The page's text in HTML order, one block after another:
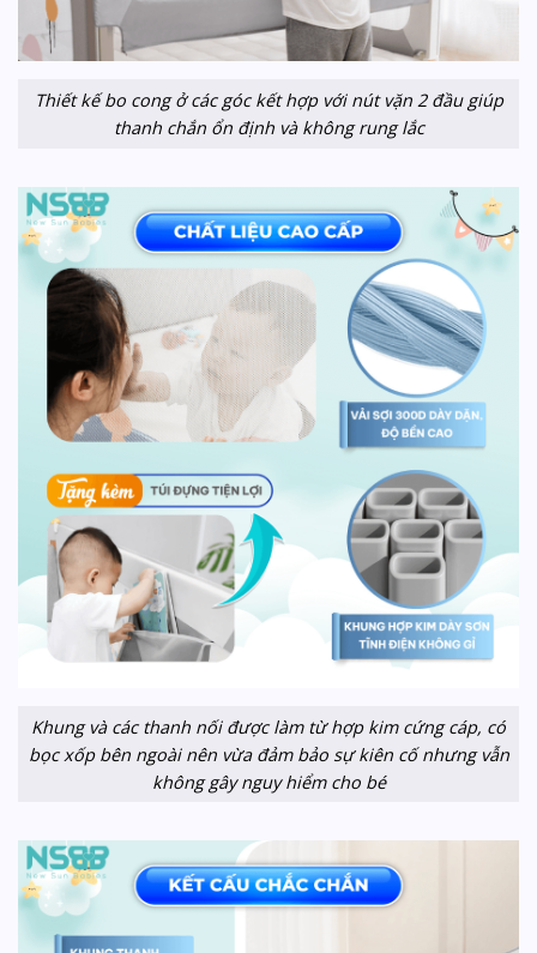
Thiết kế bo cong ở các góc kết hợp với nút vặn 2 đầu giúp
thanh chắn ổn định và không rung lắc
Khung và các thanh nối được làm từ hợp kim cứng cáp, có
bọc xốp bên ngoài nên vừa đảm bảo sự kiên cố nhưng vẫn
không gây nguy hiểm cho bé